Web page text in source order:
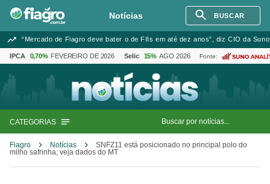
Notícias BUSCAR
“Mercado de Fiagro deve bater o de FIIs em até dez anos”, diz CIO da
IPCA 0,70% FEVEREIRO DE 2026 Selic 15% AGO 2026 Fonte:
CATEGORIAS
Fiagro Notícias
SNFZ11 está posicionado no principal polo do
milho safrinha; veja dados do MT